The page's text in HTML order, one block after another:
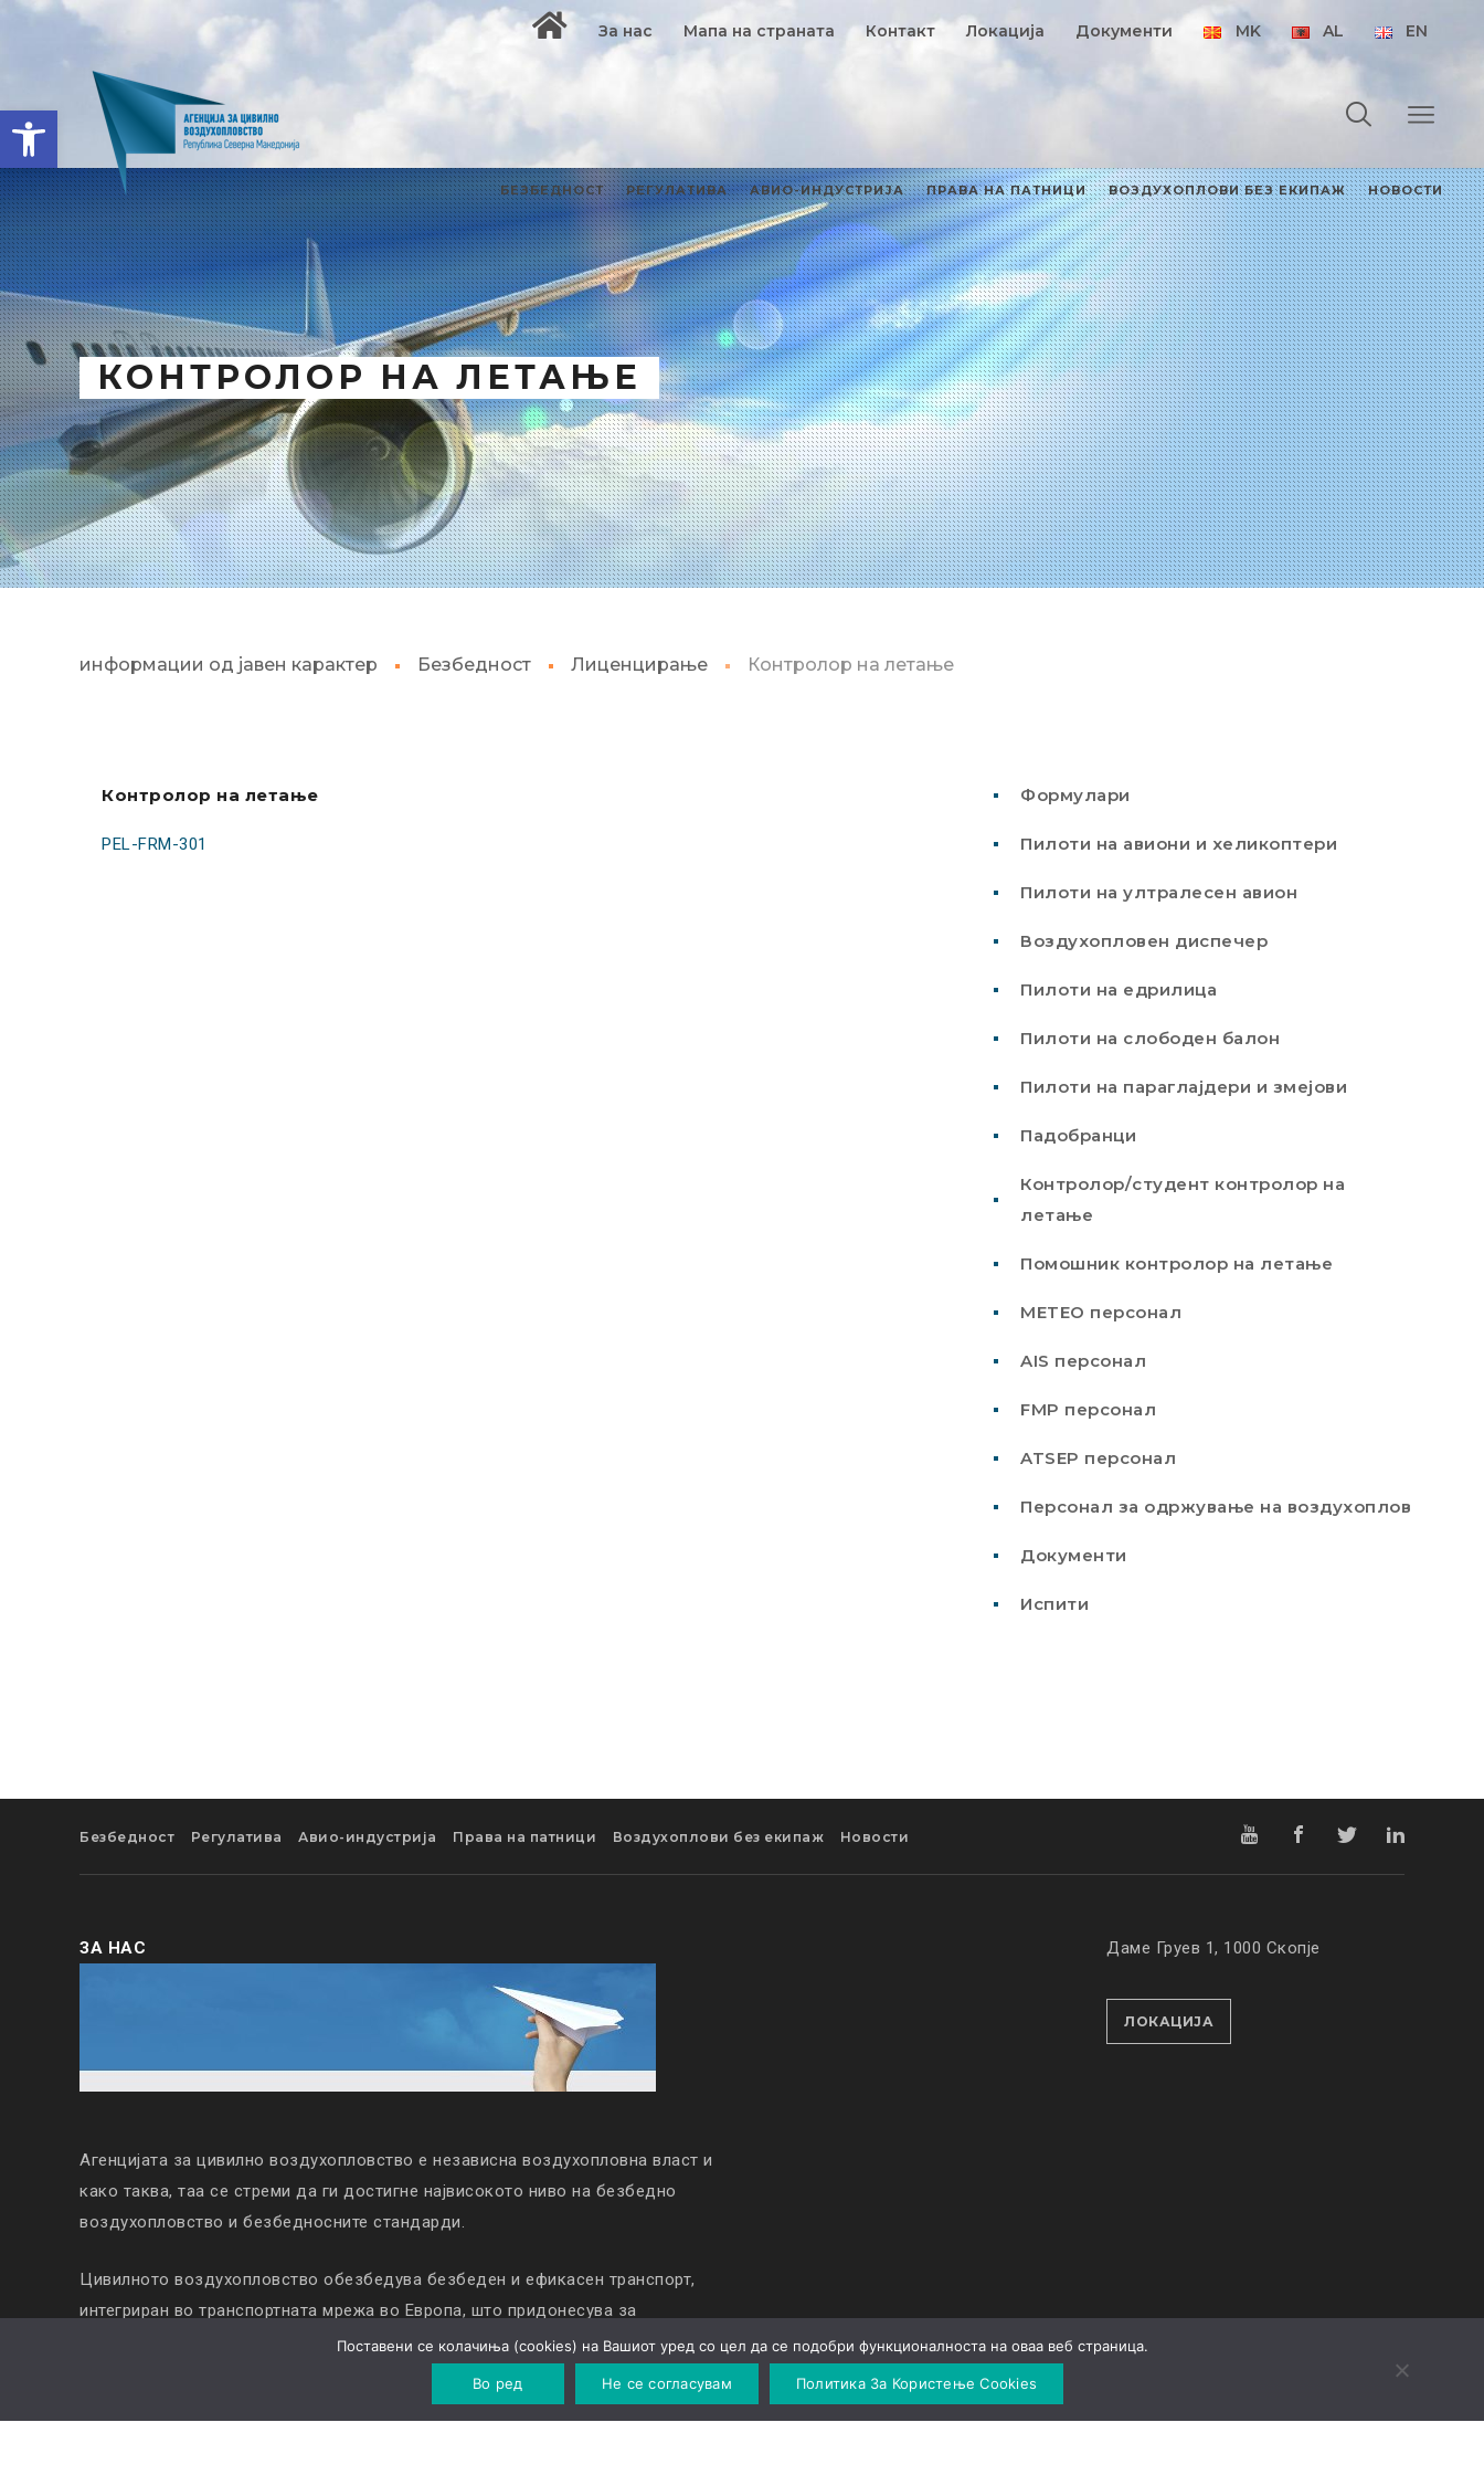
Open toolbar
За нас Мапа на страната Контакт Локација Документи MK AL EN
БЕЗБЕДНОСТ РЕГУЛАТИВА АВИО-ИНДУСТРИЈА ПРАВА НА ПАТНИЦИ ВОЗДУХОПЛОВИ БЕЗ ЕКИПАЖ НОВОСТИ
КОНТРОЛОР НА ЛЕТАЊЕ
информации од јавен карактер Безбедност Лиценцирање Контролор на летање
Контролор на летање
PEL-FRM-301
Формулари
Пилоти на авиони и хеликоптери
Пилоти на ултралесен авион
Воздухопловен диспечер
Пилоти на едрилица
Пилоти на слободен балон
Пилоти на параглајдери и змејови
Падобранци
Контролор/студент контролор на
летање
Помошник контролор на летање
METEO персонал
AIS персонал
FMP персонал
ATSEP персонал
Персонал за одржување на воздухоплов
Документи
Испити
Безбедност Регулатива Авио-индустрија Права на патници Воздухоплови без екипаж Новости
ЗА НАС
Агенцијата за цивилно воздухопловство е независна воздухопловна власт и
како таква, таа се стреми да ги достигне највисокото ниво на безбедно
воздухопловство и безбедносните стандарди.
Цивилното воздухопловство обезбедува безбеден и ефикасен транспорт,
интегриран во транспортната мрежа во Европа, што придонесува за
напредокот на Република Северна Македонија.
Даме Груев 1, 1000 Скопје
ЛОКАЦИЈА
Поставени се колачиња (cookies) на Вашиот уред со цел да се подобри функционалноста на оваа веб страница.
Во ред Не се согласувам Политика За Користење Cookies